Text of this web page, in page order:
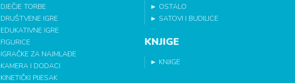
DJEČJE TORBE
DRUŠTVENE IGRE
EDUKATIVNE IGRE
FIGURICE
IGRAČKE ZA NAJMLAĐE
KAMERA I DODACI
KINETIČKI PIJESAK
► OSTALO
► SATOVI I BUDILICE
KNJIGE
► KNJIGE